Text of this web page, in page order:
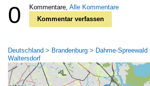
0 Kommentare, Alle Kommentare
Kommentar verfassen
Deutschland > Brandenburg > Dahme-
Waltersdorf